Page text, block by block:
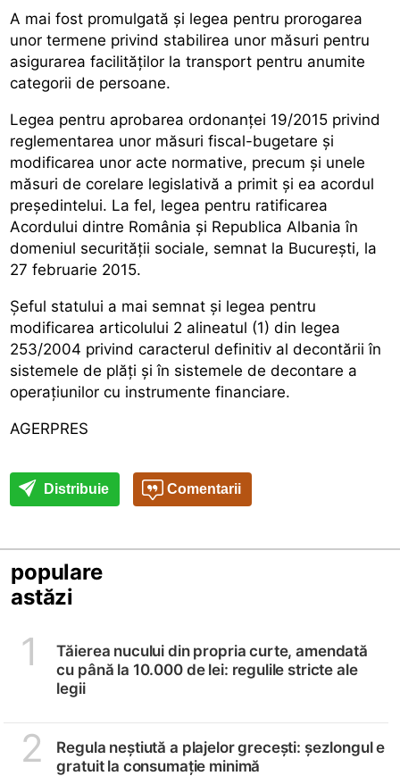
A mai fost promulgată și legea pentru prorogarea
unor termene privind stabilirea unor măsuri pentru
asigurarea facilităților la transport pentru anumite
categorii de persoane.
Legea pentru aprobarea ordonanței 19/2015 privind
reglementarea unor măsuri fiscal-bugetare și
modificarea unor acte normative, precum și unele
măsuri de corelare legislativă a primit și ea acordul
președintelui. La fel, legea pentru ratificarea
Acordului dintre România și Republica Albania în
domeniul securității sociale, semnat la București, la
27 februarie 2015.
Șeful statului a mai semnat și legea pentru
modificarea articolului 2 alineatul (1) din legea
253/2004 privind caracterul definitiv al decontării în
sistemele de plăți și în sistemele de decontare a
operațiunilor cu instrumente financiare.
AGERPRES
Distribuie Comentarii
populare
astăzi
1
Tăierea nucului din propria curte, amendată
cu până la 10.000 de lei: regulile stricte ale
legii
2
Regula neștiută a plajelor grecești: șezlongul e
gratuit la consumație minimă